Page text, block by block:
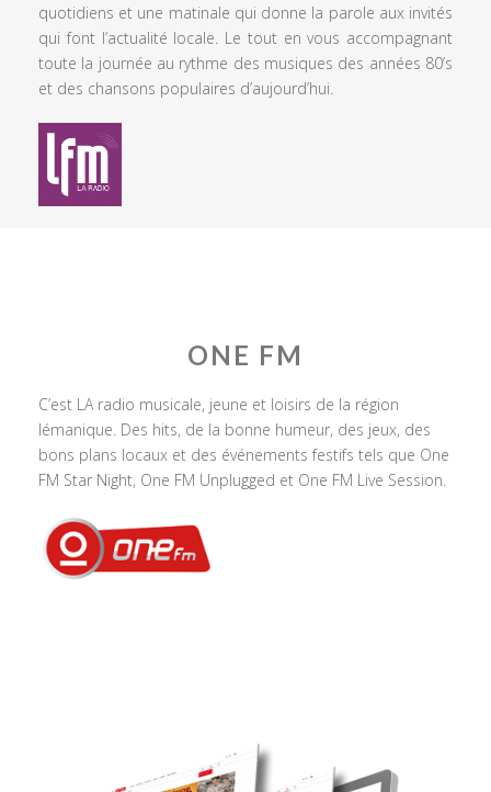
quotidiens et une matinale qui donne la parole aux invités
qui font l’actualité locale. Le tout en vous accompagnant
toute la journée au rythme des musiques des années 80’s
et des chansons populaires d’aujourd’hui.
ONE FM
C’est LA radio musicale, jeune et loisirs de la région
lémanique. Des hits, de la bonne humeur, des jeux, des
bons plans locaux et des événements festifs tels que One
FM Star Night, One FM Unplugged et One FM Live Session.